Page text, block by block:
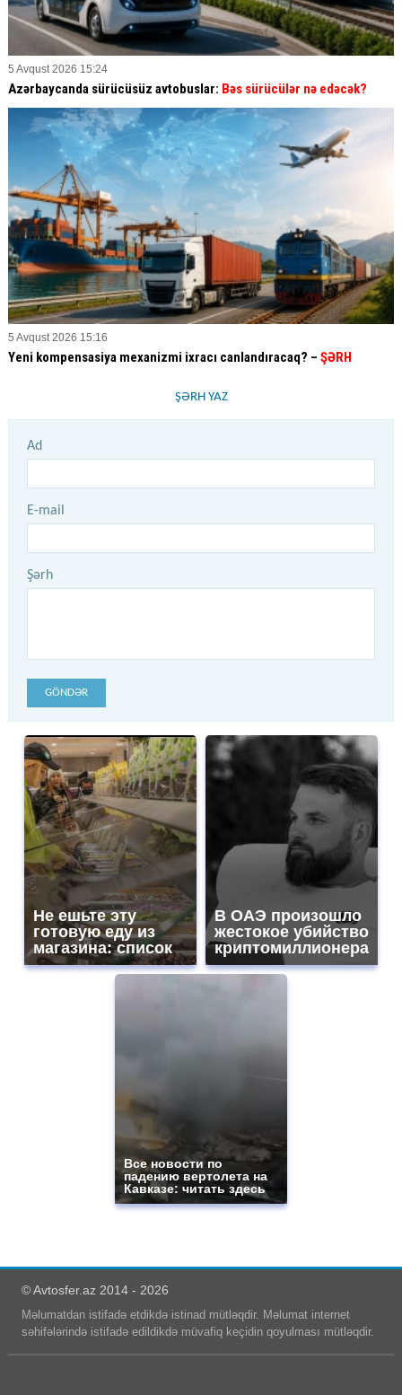
5 Avqust 2026 15:24
Azərbaycanda sürücüsüz avtobuslar: Bəs sürücülər nə edəcək?
5 Avqust 2026 15:16
Yeni kompensasiya mexanizmi ixracı canlandıracaq? – ŞƏRH
ŞƏRH YAZ
Ad
E-mail
Şərh
GÖNDƏR
Не ешьте эту
готовую еду из
магазина: список
В ОАЭ произошло
жестокое убийство
криптомиллионера
Все новости по
падению вертолета на
Кавказе: читать здесь
© Avtosfer.az 2014 - 2026
Məlumatdan istifadə etdikdə istinad mütləqdir. Məlumat internet
səhifələrində istifadə edildikdə müvafiq keçidin qoyulması mütləqdir.